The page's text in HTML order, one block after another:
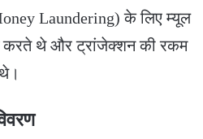
Laundering) के लिए म्यूल
थे और ट्रांजेक्शन की रकम